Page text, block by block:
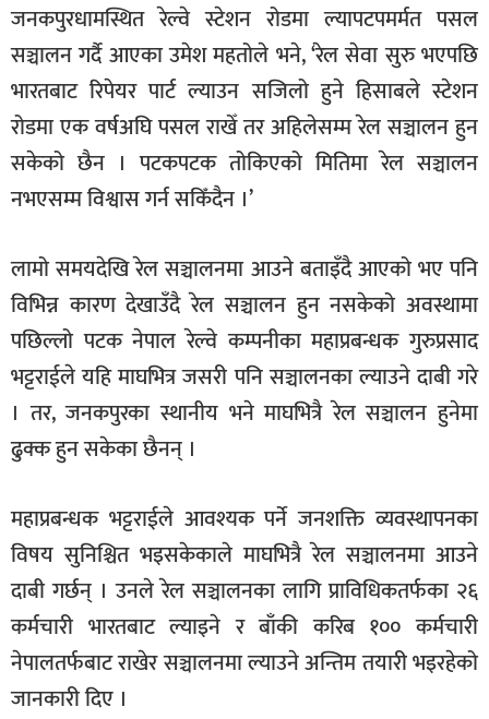
जनकपुरधामस्थित रेल्वे स्टेशन रोडमा ल्यापटपमर्मत पसल
सञ्चालन गर्दै आएका उमेश महतोले भने, ‘रेल सेवा सुरु भएपछि
भारतबाट रिपेयर पार्ट ल्याउन सजिलो हुने हिसाबले स्टेशन
रोडमा एक वर्षअघि पसल राखेँ तर अहिलेसम्म रेल सञ्चालन हुन
सकेको छैन । पटकपटक तोकिएको मितिमा रेल सञ्चालन
नभएसम्म विश्वास गर्न सकिँदैन ।’
लामो समयदेखि रेल सञ्चालनमा आउने बताइँदै आएको भए पनि
विभिन्न कारण देखाउँदै रेल सञ्चालन हुन नसकेको अवस्थामा
पछिल्लो पटक नेपाल रेल्वे कम्पनीका महाप्रबन्धक गुरुप्रसाद
भट्टराईले यहि माघभित्र जसरी पनि सञ्चालनका ल्याउने दाबी गरे
। तर, जनकपुरका स्थानीय भने माघभित्रै रेल सञ्चालन हुनेमा
ढुक्क हुन सकेका छैनन् ।
महाप्रबन्धक भट्टराईले आवश्यक पर्ने जनशक्ति व्यवस्थापनका
विषय सुनिश्चित भइसकेकाले माघभित्रै रेल सञ्चालनमा आउने
दाबी गर्छन् । उनले रेल सञ्चालनका लागि प्राविधिकतर्फका २६
कर्मचारी भारतबाट ल्याइने र बाँकी करिब १०० कर्मचारी
नेपालतर्फबाट राखेर सञ्चालनमा ल्याउने अन्तिम तयारी भइरहेको
जानकारी दिए ।